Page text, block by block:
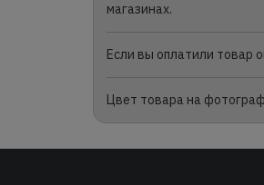
магазинах.
Если вы оплатили товар
Цвет товара на